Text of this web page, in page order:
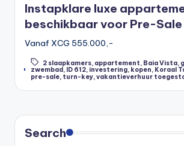
Instapklare luxe
beschikbaar voor Pre-Sale
Vanaf XCG 555.000,-
Tags:
2 slaapkamers, appartement Baia Vista,
zwembad , ID 612, investering, kopen, Koraal
pre-sale, turn-key,vakantieverhuur
Search